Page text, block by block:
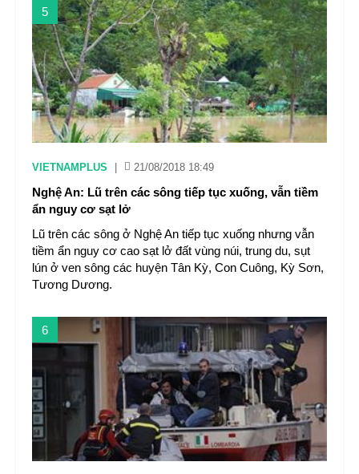
5
VIETNAMPLUS 21/08/2018 18:49
Nghệ An: Lũ trên các sông tiếp tục xuống, vẫn tiềm
ẩn nguy cơ sạt lở
Lũ trên các sông ở Nghệ An tiếp tục xuống nhưng vẫn
tiềm ẩn nguy cơ cao sạt lở đất vùng núi, trung du, sụt
lún ở ven sông các huyện Tân Kỳ, Con Cuông, Kỳ Sơn,
Tương Dương.
6